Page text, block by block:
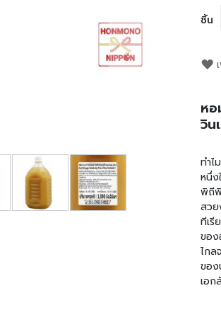
ชิ้น
หอ
วิน
ทำไ
หนึ่ง
พิถีพิ
สวย
ทีเรี
ของ
ไกล
ของ
เอ